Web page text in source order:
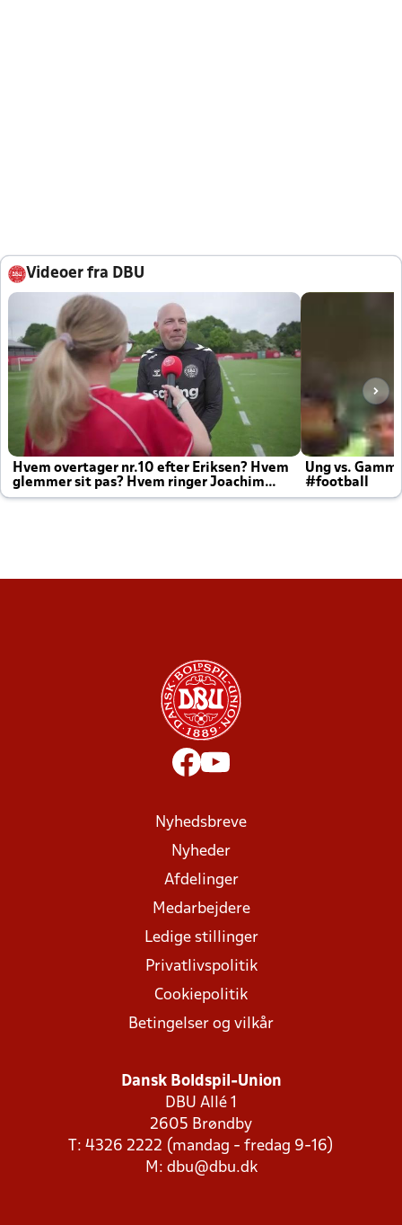
Videoer fra DBU
Hvem overtager nr.10 efter Eriksen? Hvem
glemmer sit pas? Hvem ringer Joachim
altid til efter kampe?
Ung vs.
#football
Nyhedsbreve
Nyheder
Afdelinger
Medarbejdere
Ledige stillinger
Privatlivspolitik
Cookiepolitik
Betingelser og vilkår
Dansk Boldspil-Union
DBU Allé 1
2605 Brøndby
T: 4326 2222 (mandag - fredag 9-16)
M: dbu@dbu.dk